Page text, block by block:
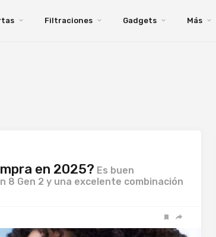
Filtraciones Gadgets Más
en 2025? Es buen
8 Gen 2 y una excelente combinación